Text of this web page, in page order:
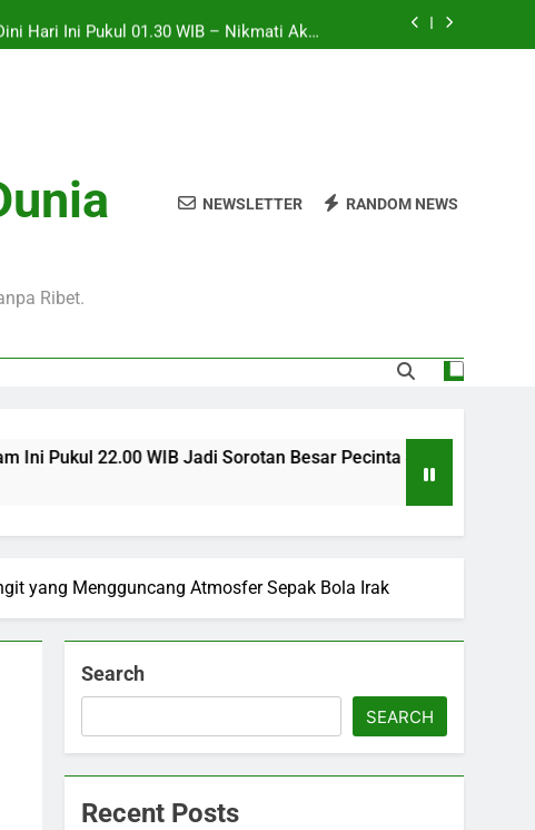
Hari Ini Pukul 01.30 WIB – Nikmati Aksi
Tanpa Ketinggalan Momen Penting
01.00 WIB Lengkap dengan Preview
Jadi Sorotan Besar Pecinta Sepak Bola
Hari Ini Pukul 01.30 WIB – Nikmati Aksi
Tanpa Ketinggalan Momen Penting
WIB Tersedia Melalui Streaming Jalalive
Ribet.
NEWSLETTER RANDOM NEWS
Jadi Sorotan Besar Pecinta Sepak Bola Eropa di Jalalive
yang Mengguncang Atmosfer Sepak Bola Irak
Search
SEARCH
Recent Posts